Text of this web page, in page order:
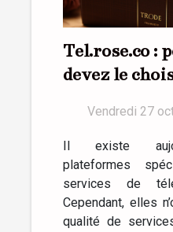
Tel.rose.co :
devez le
Vendredi 27
Il existe
plateformes
services de
Cependant, elles
qualité de